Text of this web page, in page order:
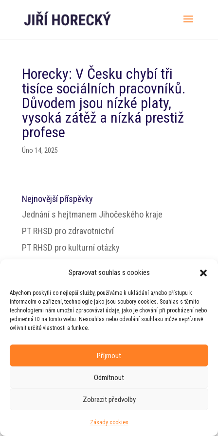
Spravovat souhlas s cookies
Abychom poskytli co nejlepší služby, používáme k ukládání a/nebo přístupu k
informacím o zařízení, technologie jako jsou soubory cookies. Souhlas s těmito
technologiemi nám umožní zpracovávat údaje, jako je chování při procházení nebo
jedinečná ID na tomto webu. Nesouhlas nebo odvolání souhlasu může nepříznivě
ovlivnit určité vlastnosti a funkce.
Příjmout
Odmítnout
Zobrazit předvolby
Zásady cookies
Horecky: V Česku chybí tři
tisíce sociálních pracovníků.
Důvodem jsou nízké platy,
vysoká zátěž a nízká prestiž
profese
Úno 14, 2025
Nejnovější příspěvky
Jednání s hejtmanem Jihočeského kraje
PT RHSD pro zdravotnictví
PT RHSD pro kulturní otázky
© 2026 Jiří Horecký – Osobní stránky Jiřího
Web vytvořila firmaRUDIve spolupráci s
agenturouZEST BRAND